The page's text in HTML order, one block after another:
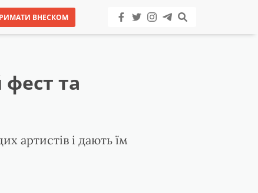
ВНЕСКОМ
та
артистів і дають їм